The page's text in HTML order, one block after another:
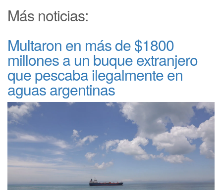
Más noticias:
Multaron en más de $1800
millones a un buque extranjero
que pescaba ilegalmente en
aguas argentinas